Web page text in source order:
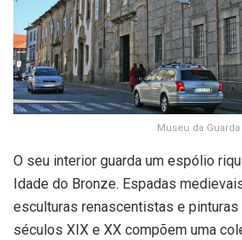
Museu da Guarda
O seu interior guarda um espólio
Idade do Bronze. Espadas
esculturas renascentistas e
séculos XIX e XX compõem uma